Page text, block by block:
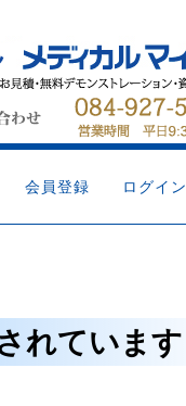
会員登録 ログイン
れています